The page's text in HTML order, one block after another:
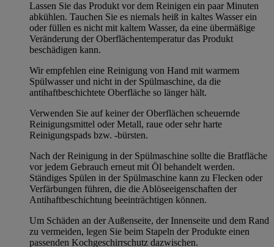
Lassen Sie das Produkt vor dem Reinigen ein paar Minuten
abkühlen. Tauchen Sie es niemals heiß in kaltes Wasser ein
oder füllen es nicht mit kaltem Wasser, da eine übermäßige
Veränderung der Oberflächentemperatur das Produkt
beschädigen kann.
Wir empfehlen eine Reinigung von Hand mit warmem
Spülwasser und nicht in der Spülmaschine, da die
antihaftbeschichtete Oberfläche so länger hält.
Verwenden Sie auf keiner der Oberflächen scheuernde
Reinigungsmittel oder Metall, raue oder sehr harte
Reinigungspads bzw. -bürsten.
Nach der Reinigung in der Spülmaschine sollte die Bratfläche
vor jedem Gebrauch erneut mit Öl behandelt werden.
Ständiges Spülen in der Spülmaschine kann zu Flecken oder
Verfärbungen führen, die die Ablöseeigenschaften der
Antihaftbeschichtung beeinträchtigen können.
Um Schäden an der Außenseite, der Innenseite und dem Rand
zu vermeiden, legen Sie beim Stapeln der Produkte einen
passenden Kochgeschirrschutz dazwischen.